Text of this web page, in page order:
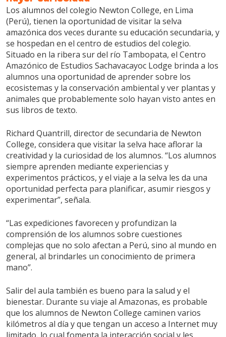
Los alumnos del colegio Newton College, en Lima
(Perú), tienen la oportunidad de visitar la selva
amazónica dos veces durante su educación secundaria, y
se hospedan en el centro de estudios del colegio.
Situado en la ribera sur del río Tambopata, el Centro
Amazónico de Estudios Sachavacayoc Lodge brinda a los
alumnos una oportunidad de aprender sobre los
ecosistemas y la conservación ambiental y ver plantas y
animales que probablemente solo hayan visto antes en
sus libros de texto.
Richard Quantrill, director de secundaria de Newton
College, considera que visitar la selva hace aflorar la
creatividad y la curiosidad de los alumnos. “Los alumnos
siempre aprenden mediante experiencias y
experimentos prácticos, y el viaje a la selva les da una
oportunidad perfecta para planificar, asumir riesgos y
experimentar”, señala.
“Las expediciones favorecen y profundizan la
comprensión de los alumnos sobre cuestiones
complejas que no solo afectan a Perú, sino al mundo en
general, al brindarles un conocimiento de primera
mano”.
Salir del aula también es bueno para la salud y el
bienestar. Durante su viaje al Amazonas, es probable
que los alumnos de Newton College caminen varios
kilómetros al día y que tengan un acceso a Internet muy